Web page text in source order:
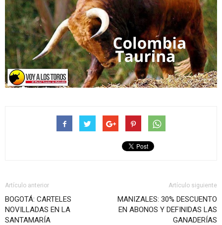
Artículo anterior
BOGOTÁ: CARTELES
NOVILLADAS EN LA
SANTAMARÍA
Artículo siguiente
MANIZALES: 30% DESCUENTO
EN ABONOS Y DEFINIDAS LAS
GANADERÍAS